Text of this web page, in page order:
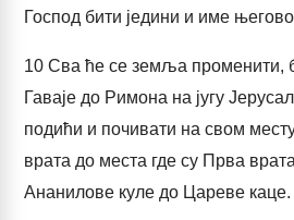
Господ бити једини и име
10 Сва ће се земља променити,
Гаваје до Римона на југу
подићи и почивати на свом
врата до места где су Прва
Ананилове куле до Цареве каце.